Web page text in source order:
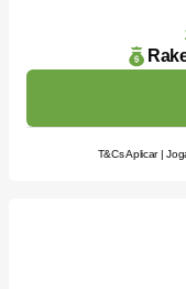
T&Cs Aplicar |